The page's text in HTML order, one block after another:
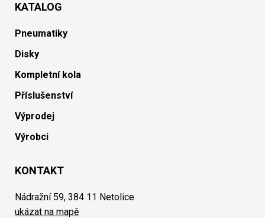
KATALOG
Pneumatiky
Disky
Kompletní kola
Příslušenství
Výprodej
Výrobci
KONTAKT
Nádražní 59, 384 11 Netolice
ukázat na mapě